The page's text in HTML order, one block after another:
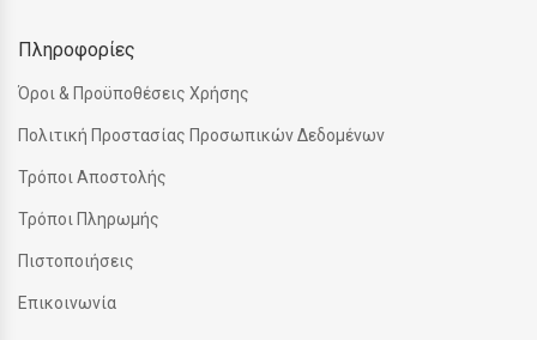
Πληροφορίες
Όροι & Προϋποθέσεις Χρήσης
Πολιτική Προστασίας Προσωπικών Δεδομένων
Τρόποι Αποστολής
Τρόποι Πληρωμής
Πιστοποιήσεις
Επικοινωνία